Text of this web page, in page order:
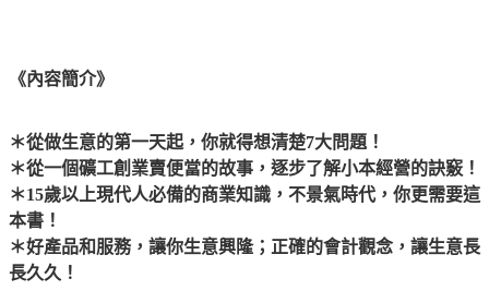
《內容簡介》
＊從做生意的第一天起，你就得想清楚7大問題！
＊從一個礦工創業賣便當的故事，逐步了解小本經營的訣竅！
＊15歲以上現代人必備的商業知識，不景氣時代，你更需要這
本書！
＊好產品和服務，讓你生意興隆；正確的會計觀念，讓生意長
長久久！